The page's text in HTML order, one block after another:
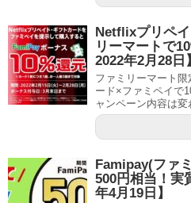
Netflixプリペ
リーマートで
2022年2月28日】
ファミリーマート
ード×ファミペイで
ャンペーン内容は変
Famipay(ファ
500円相当！実
年4月19日】